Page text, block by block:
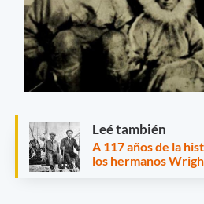
Leé también
A 117 años de la
los hermanos